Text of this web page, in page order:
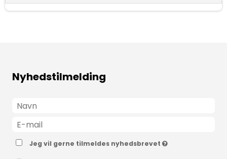
Nyhedstilmelding
Jeg vil gerne tilmeldes nyhedsbrevet